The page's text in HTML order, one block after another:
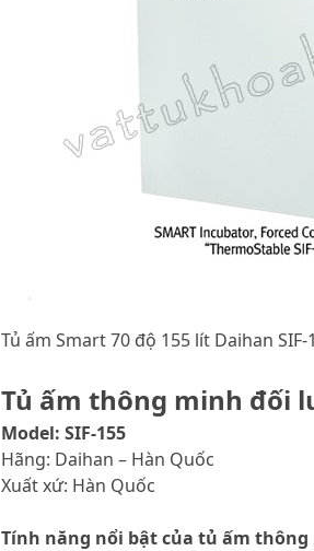
Tủ ấm Smart 70 độ 155 lít Daihan SIF-
Tủ ấm thông minh đối
Model: SIF-155
Hãng: Daihan – Hàn Quốc
Xuất xứ: Hàn Quốc
Tính năng nổi bật của tủ ấm